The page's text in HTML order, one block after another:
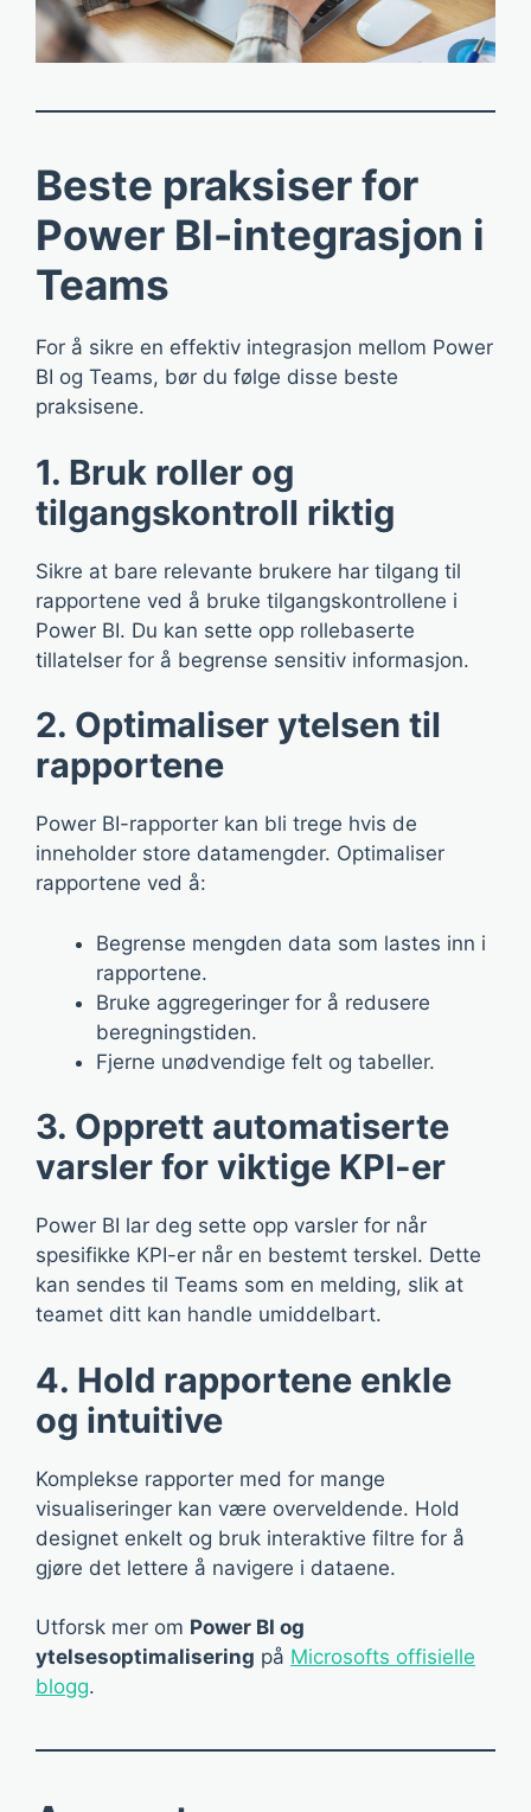
Beste praksiser for
Power BI-integrasjon i
Teams
For å sikre en effektiv integrasjon mellom Power
BI og Teams, bør du følge disse beste
praksisene.
1. Bruk roller og
tilgangskontroll riktig
Sikre at bare relevante brukere har tilgang til
rapportene ved å bruke tilgangskontrollene i
Power BI. Du kan sette opp rollebaserte
tillatelser for å begrense sensitiv informasjon.
2. Optimaliser ytelsen til
rapportene
Power BI-rapporter kan bli trege hvis de
inneholder store datamengder. Optimaliser
rapportene ved å:
Begrense mengden data som lastes inn i
rapportene.
Bruke aggregeringer for å redusere
beregningstiden.
Fjerne unødvendige felt og tabeller.
3. Opprett automatiserte
varsler for viktige KPI-er
Power BI lar deg sette opp varsler for når
spesifikke KPI-er når en bestemt terskel. Dette
kan sendes til Teams som en melding, slik at
teamet ditt kan handle umiddelbart.
4. Hold rapportene enkle
og intuitive
Komplekse rapporter med for mange
visualiseringer kan være overveldende. Hold
designet enkelt og bruk interaktive filtre for å
gjøre det lettere å navigere i dataene.
Utforsk mer om Power BI og
ytelsesoptimalisering på Microsofts offisielle
blogg.